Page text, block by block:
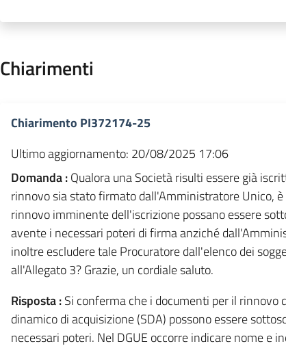
Chiarimenti
Chiarimento PI372174-25
Ultimo aggiornamento: 20/08/2025 17:06
Domanda :Qualora una Società risulti essere già
rinnovo sia stato firmato dall'Amministratore Unico,
rinnovo imminente dell'iscrizione possano essere
avente i necessari poteri di firma anziché
inoltre escludere tale Procuratore dall'elenco dei
all'Allegato 3? Grazie, un cordiale saluto.
Risposta :Si conferma che i documenti per il rinnovo
dinamico di acquisizione (SDA) possono essere
necessari poteri. Nel DGUE occorre indicare nome e